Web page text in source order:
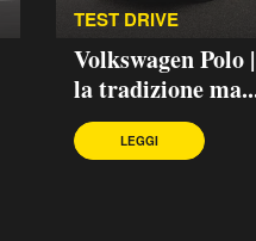
TEST DRIVE
Volkswagen Polo
la tradizione
LEGGI